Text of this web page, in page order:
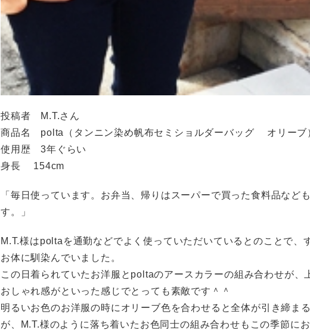
投稿者 M.T.さん
商品名 polta（タンニン染め帆布セミショルダーバッグ オリー
使用歴 3年ぐらい
身長 154cm
「毎日使っています。お弁当、帰りはスーパーで買った食料品など
す。」
M.T.様はpoltaを通勤などでよく使っていただいているとのことで、
お体に馴染んでいました。
この日着られていたお洋服とpoltaのアースカラーの組み合わせが、
おしゃれ感がといった感じでとっても素敵です＾＾
明るいお色のお洋服の時にオリーブ色を合わせると全体が引き締ま
が、M.T.様のように落ち着いたお色同士の組み合わせもこの季節に